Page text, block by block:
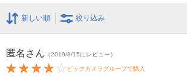
新しい順 絞り込み
匿名 さん （2019/8/15にレビュー）
ビックカメラグループで購入